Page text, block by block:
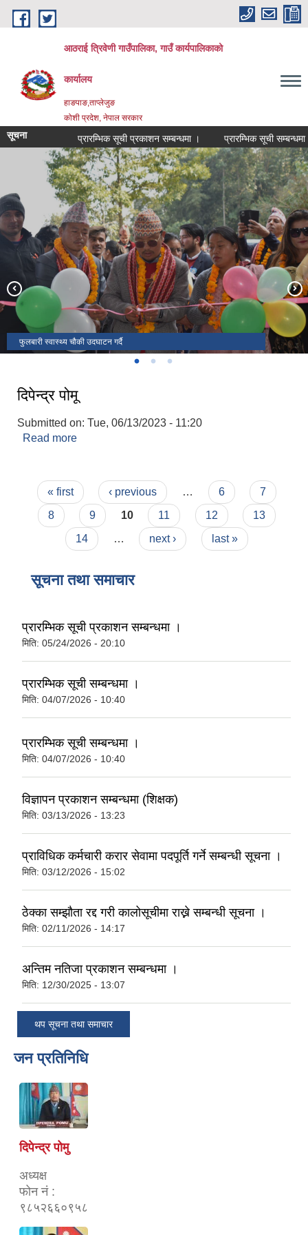
Skip to main content
आठराई त्रिवेणी गाउँपालिका, गाउँ कार्यपालिकाको
कार्यालय
हाङपाङ,ताप्लेजुङ
कोशी प्रदेश, नेपाल सरकार
सूचना प्रारम्भिक सूची प्रकाशन सम्बन्धमा । प्रारम्भिक सूची सम्बन्धमा ।
फुलबारी स्वास्थ्य चौकी उदघाटन गर्दै
राष्ट्रपति रनिङ शिल्ड
उदघाटन कार्यक्रममा जि.स.स प्रमुख सहित आठराई त्रिवेणी गाउँपालिका पदाधिकारी
दिपेन्द्र पोमू
Submitted on: Tue, 06/13/2023 - 11:20
Read more
Pages
« first ‹ previous … 6
7
8
9 10 11 12
13
14
… next › last »
सूचना तथा समाचार
प्रारम्भिक सूची प्रकाशन सम्बन्धमा ।
मिति: 05/24/2026 - 20:10
प्रारम्भिक सूची सम्बन्धमा ।
मिति: 04/07/2026 - 10:40
प्रारम्भिक सूची सम्बन्धमा ।
मिति: 04/07/2026 - 10:40
विज्ञापन प्रकाशन सम्बन्धमा (शिक्षक)
मिति: 03/13/2026 - 13:23
प्राविधिक कर्मचारी करार सेवामा पदपूर्ति गर्ने सम्बन्धी सूचना ।
मिति: 03/12/2026 - 15:02
ठेक्का सम्झौता रद्द गरी कालोसूचीमा राख्ने सम्बन्धी सूचना ।
मिति: 02/11/2026 - 14:17
अन्तिम नतिजा प्रकाशन सम्बन्धमा ।
मिति: 12/30/2025 - 13:07
थप सूचना तथा समाचार
जन प्रतिनिधि
दिपेन्द्र पोमु
अध्यक्ष
फोन नं :
९८५२६६०९५८